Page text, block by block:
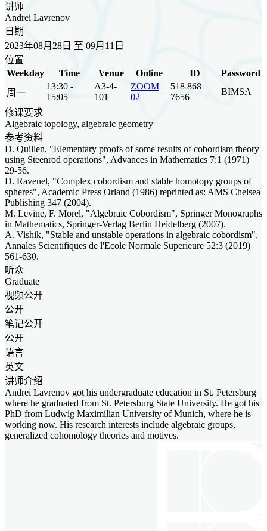
讲师
Andrei Lavrenov
日期
2023年08月28日 至 09月11日
位置
Weekday
Time Venue Online ID
Password
周一
13:30 -
15:05
A3-4-
101
ZOOM
02
518 868
7656
BIMSA
修课要求
Algebraic topology, algebraic geometry
参考资料
D. Quillen, "Elementary proofs of some results of cobordism theory
using Steenrod operations", Advances in Mathematics 7:1 (1971)
29-56.
D. Ravenel, "Complex cobordism and stable homotopy groups of
spheres", Academic Press Orland (1986) reprinted as: AMS Chelsea
Publishing 347 (2004).
M. Levine, F. Morel, "Algebraic Cobordism", Springer Monographs
in Mathematics, Springer-Verlag Berlin Heidelberg (2007).
A. Vishik, "Stable and unstable operations in algebraic cobordism",
Annales Scientifiques de l'Ecole Normale Superieure 52:3 (2019)
561-630.
听众
Graduate
视频公开
公开
笔记公开
公开
语言
英文
讲师介绍
Andrei Lavrenov got his undergraduate education in St. Petersburg
where he graduated from St. Petersburg State University. He got his
PhD from Ludwig Maximilian University of Munich, where he is
working now. His research interests include algebraic groups,
generalized cohomology theories and motives.